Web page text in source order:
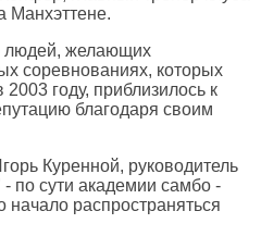
Манхэттене.
людей, желающих
соревнованиях, которых
году, приблизилось к
благодаря своим
Куренной, руководитель
по сути академии самбо -
распространяться